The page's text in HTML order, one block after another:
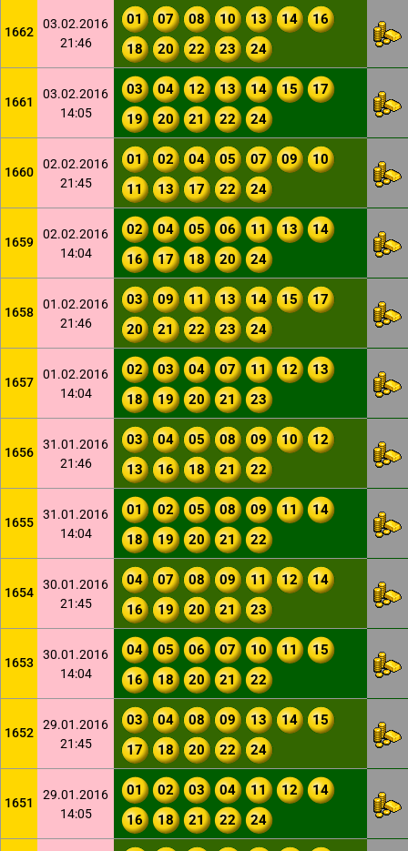
1662
03.02.2016
21:46
01 07 08 10 13 14
16
18
20 22 23 24
1661
03.02.2016
14:05
03 04 12 13 14 15
17
19
20 21 22 24
1660
02.02.2016
21:45
01 02 04 05 07 09
10
11
13 17 22 24
1659
02.02.2016
14:04
02 04 05 06 11 13
14
16
17 18 20 24
1658
01.02.2016
21:46
03 09 11 13 14 15
17
20
21 22 23 24
1657
01.02.2016
14:04
02 03 04 07 11 12
13
18
19 20 21 23
1656
31.01.2016
21:46
03 04 05 08 09 10
12
13
16 18 21 22
1655
31.01.2016
14:04
01 02 05 08 09 11
14
18
19 20 21 22
1654
30.01.2016
21:45
04 07 08 09 11 12
14
16
19 20 21 23
1653
30.01.2016
14:04
04 05 06 07 10 11
15
16
18 20 21 22
1652
29.01.2016
21:45
03 04 08 09 13 14
15
17
18 20 22 24
1651
29.01.2016
14:05
01 02 03 04 11 12
14
16
18 21 22 24